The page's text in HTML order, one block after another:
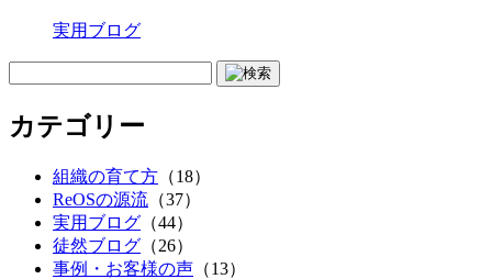
実用ブログ
カテゴリー
組織の育て方 （18）
ReOSの源流 （37）
実用ブログ （44）
徒然ブログ （26）
事例・お客様の声 （13）